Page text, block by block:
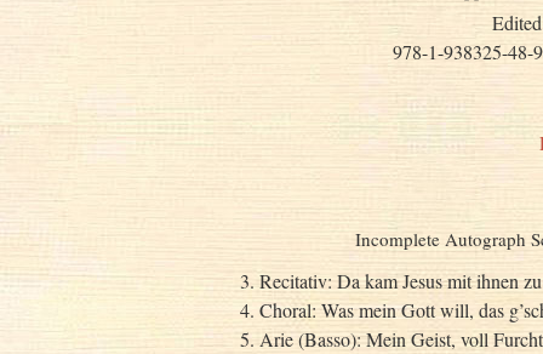
978-1-938325-48-9
Incomplete Autograph
3. Recitativ: Da kam Jesus mit ihnen
4. Choral: Was mein Gott will, das
5. Arie (Basso): Mein Geist, voll